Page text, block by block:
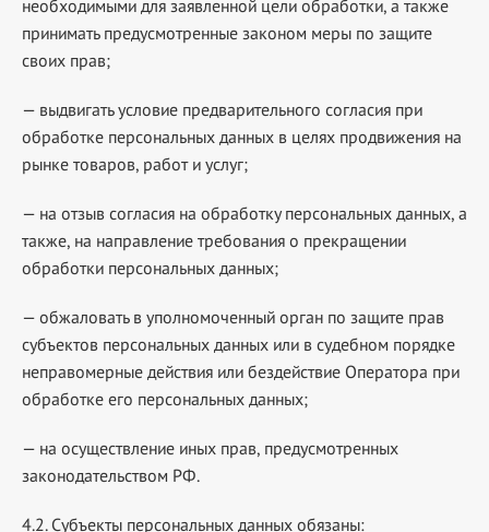
необходимыми для заявленной цели обработки, а также
принимать предусмотренные законом меры по защите
своих прав;
— выдвигать условие предварительного согласия при
обработке персональных данных в целях продвижения на
рынке товаров, работ и услуг;
— на отзыв согласия на обработку персональных данных, а
также, на направление требования о прекращении
обработки персональных данных;
— обжаловать в уполномоченный орган по защите прав
субъектов персональных данных или в судебном порядке
неправомерные действия или бездействие Оператора при
обработке его персональных данных;
— на осуществление иных прав, предусмотренных
законодательством РФ.
4.2. Субъекты персональных данных обязаны: